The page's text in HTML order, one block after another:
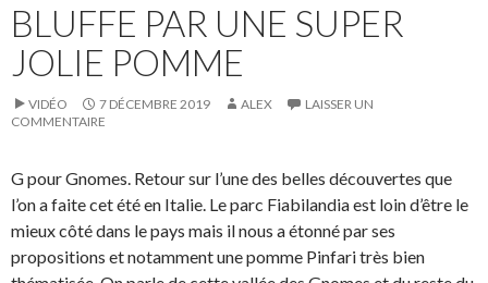
BLUFFE PAR UNE SUPER
JOLIE POMME
VIDÉO 7 DÉCEMBRE 2019 ALEX
LAISSER UN
COMMENTAIRE
G pour Gnomes. Retour sur l’une des belles découvertes que
l’on a faite cet été en Italie. Le parc Fiabilandia est loin d’être le
mieux côté dans le pays mais il nous a étonné par ses
propositions et notamment une pomme Pinfari très bien